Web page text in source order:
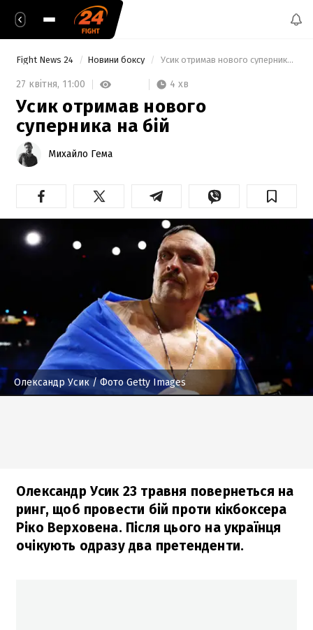
Fight News 24 Новини боксу Усик отримав нового суперника на бій
27 квітня, 11:00 4 хв
Усик отримав нового
суперника на бій
Михайло Гема
Олександр Усик / Фото Getty Images
Олександр Усик 23 травня повернеться на
ринг, щоб провести бій проти кікбоксера
Ріко Верховена. Після цього на українця
очікують одразу два претенденти.